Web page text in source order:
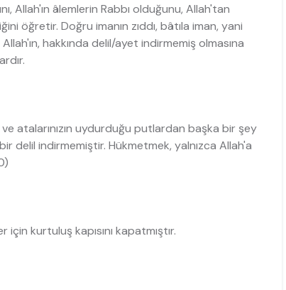
Allah'ın âlemlerin Rabbı olduğunu, Allah'tan
öğretir. Doğru imanın zıddı, bâtıla iman, yani
hakkında delil/ayet indirmemiş olmasına
atalarınızın uydurduğu putlardan başka bir şey
delil indirmemiştir. Hükmetmek, yalnızca Allah'a
için kurtuluş kapısını kapatmıştır.